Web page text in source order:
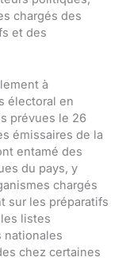
chargés des
et des
à
électoral en
prévues le 26
émissaires de la
entamé des
du pays, y
chargés
sur les préparatifs
listes
nationales
chez certaines